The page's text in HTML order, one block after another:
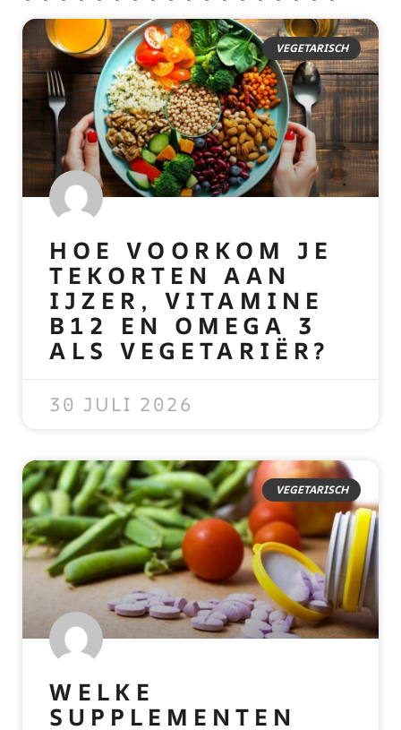
VEGETARISCH
HOE VOORKOM JE
TEKORTEN AAN
IJZER, VITAMINE
B12 EN OMEGA 3
ALS VEGETARIËR?
30 JULI 2026
VEGETARISCH
WELKE
SUPPLEMENTEN